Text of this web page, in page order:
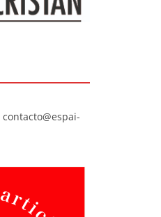
contacto@espai-